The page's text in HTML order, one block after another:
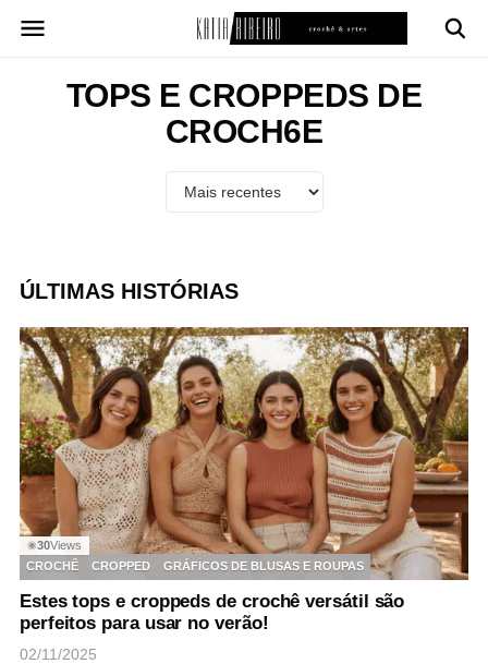
para
conteúdoTOPS E CROPPEDS DE
CROCH6E
ÚLTIMAS HISTÓRIAS
◉30Views
CROCHÊ
CROPPED GRÁFICOS DE BLUSAS E ROUPAS
Estes tops e croppeds de crochê versátil são
perfeitos para usar no verão!
02/11/2025